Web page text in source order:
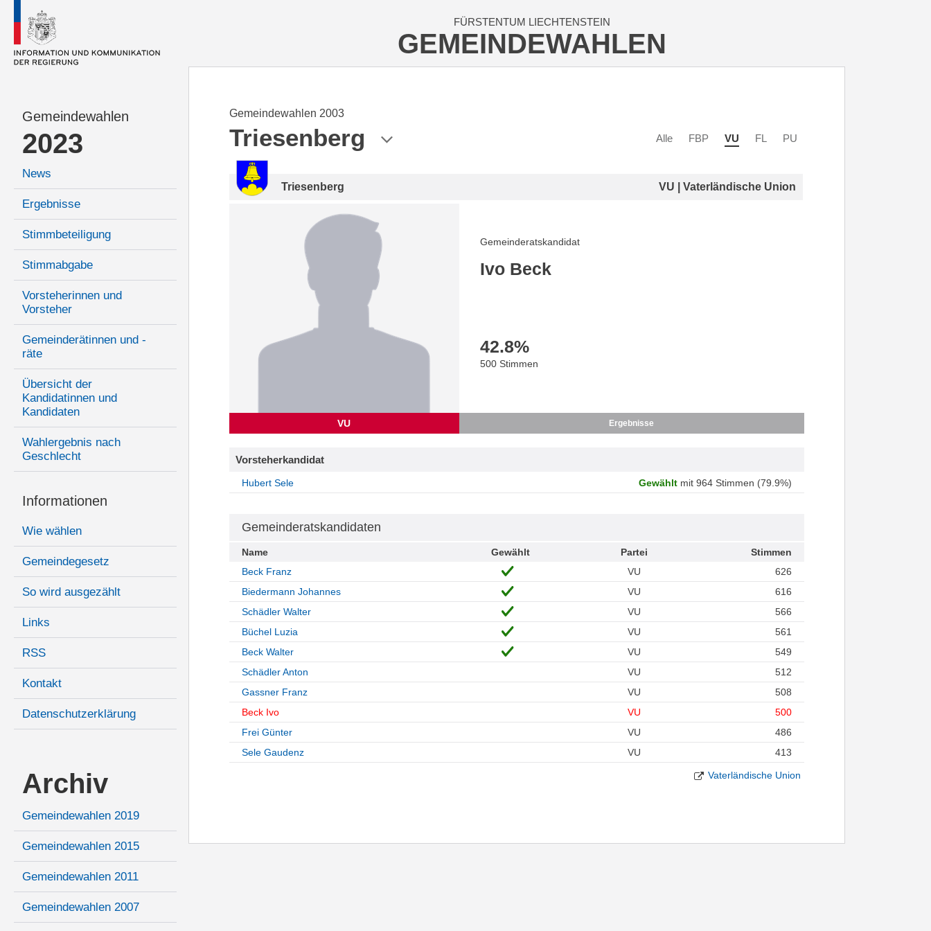
FÜRSTENTUM LIECHTENSTEIN
GEMEINDEWAHLEN
Gemeindewahlen
2023
News
Ergebnisse
Stimmbeteiligung
Stimmabgabe
Vorsteherinnen und
Vorsteher
Gemeinderätinnen und -
räte
Übersicht der
Kandidatinnen und
Kandidaten
Wahlergebnis nach
Geschlecht
Informationen
Wie wählen
Gemeindegesetz
So wird ausgezählt
Links
RSS
Kontakt
Datenschutzerklärung
Archiv
Gemeindewahlen 2019
Gemeindewahlen 2015
Gemeindewahlen 2011
Gemeindewahlen 2007
Gemeindewahlen 2003
Triesenberg Alle FBP VU FL PU
Triesenberg VU | Vaterländische Union
VU
Gemeinderatskandidat
Ivo Beck
42.8%
500 Stimmen
Ergebnisse
Vorsteherkandidat
Hubert Sele Gewähltmit 964 Stimmen (79.9%)
Gemeinderatskandidaten
Name Gewählt Partei
Stimmen
Beck Franz
VU
626
Biedermann Johannes
VU
616
Schädler Walter
VU
566
Büchel Luzia
VU
561
Beck Walter
VU
549
Schädler Anton
VU
512
Gassner Franz
VU
508
Beck Ivo
VU
500
Frei Günter
VU
486
Sele Gaudenz
VU 413
Vaterländische Union